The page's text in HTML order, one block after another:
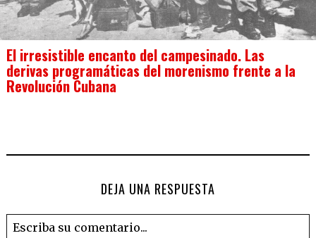
El irresistible encanto del campesinado. Las
derivas programáticas del morenismo frente a la
Revolución Cubana
DEJA UNA RESPUESTA